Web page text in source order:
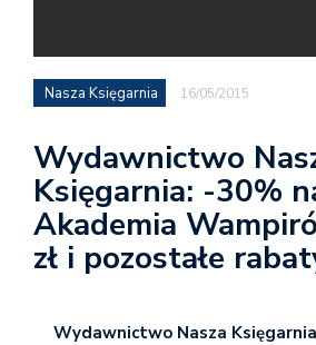
Nasza Księgarnia 16/05/2015
Wydawnictwo
Księgarnia: -30%
Akademia
zł i pozostałe
Wydawnictwo Nasza Księgarnia